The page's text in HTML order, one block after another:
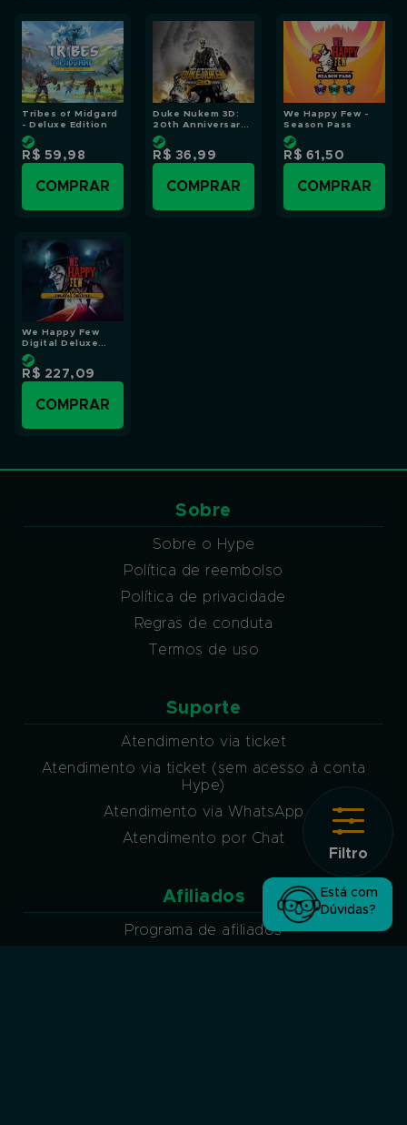
Tribes of Midgard
- Deluxe Edition
R$ 59,98
COMPRAR
Duke Nukem 3D:
20th Anniversary
World Tour
R$ 36,99
COMPRAR
We Happy Few -
Season Pass
R$ 61,50
COMPRAR
We Happy Few
Digital Deluxe
Edition
R$ 227,09
COMPRAR
Filtro
Sobre
Sobre o Hype
Política de reembolso
Política de privacidade
Regras de conduta
Termos de uso
Suporte
Atendimento via ticket
Atendimento via ticket (sem acesso à conta
Hype)
Atendimento via WhatsApp
Atendimento por Chat
Afiliados
Programa de afiliados
Está com
Dúvidas?